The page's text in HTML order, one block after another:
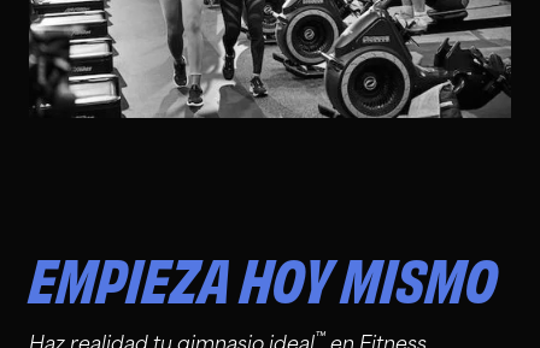
EMPIEZA HOY MISMO
™